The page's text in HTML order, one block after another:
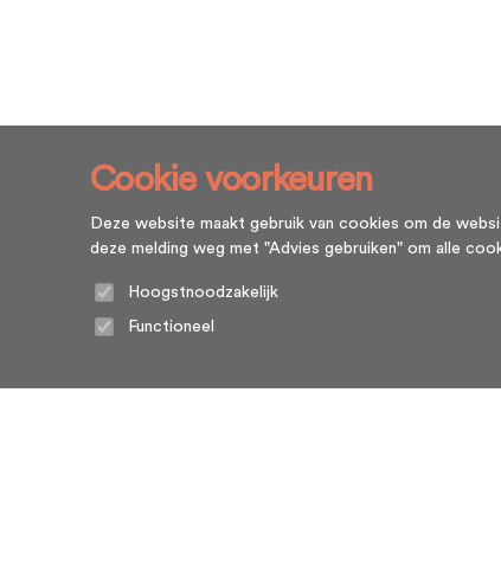
Cookie voorkeuren
Deze website maakt gebruik van cookies om de
deze melding weg met "Advies gebruiken" om alle
Hoogstnoodzakelijk
Functioneel